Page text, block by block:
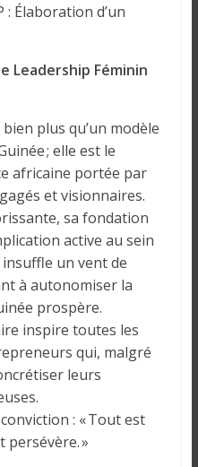
: Élaboration d’un
Leadership Féminin
plus qu’un modèle
; elle est le
africaine portée par
et visionnaires.
sa fondation
active au sein
un vent de
à autonomiser la
prospère.
inspire toutes les
qui, malgré
leurs
: « Tout est
persévère. »